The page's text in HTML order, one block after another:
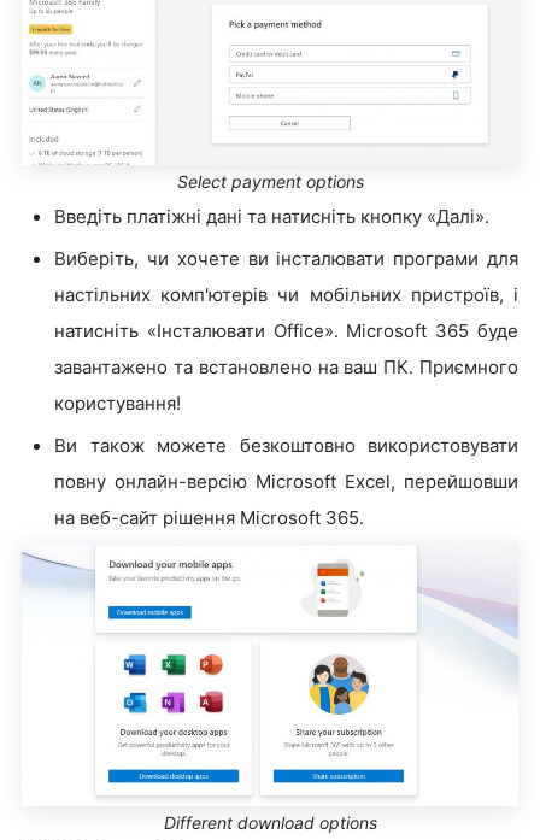
Select payment options
Введіть платіжні дані та натисніть кнопку «Далі».
Виберіть, чи хочете ви інсталювати програми для
настільних комп'ютерів чи мобільних пристроїв, і
натисніть «Інсталювати Office». Microsoft 365 буде
завантажено та встановлено на ваш ПК. Приємного
користування!
Ви також можете безкоштовно використовувати
повну онлайн-версію Microsoft Excel, перейшовши
на веб-сайт рішення Microsoft 365.
Different download options